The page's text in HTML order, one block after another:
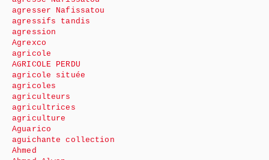
agresser Nafissatou
agressifs tandis
agression
Agrexco
agricole
AGRICOLE PERDU
agricole située
agricoles
agriculteurs
agricultrices
agriculture
Aguarico
aguichante collection
Ahmed